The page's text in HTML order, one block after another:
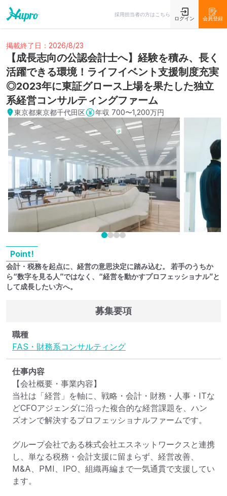
採用担当者の方はこちら
ログイン 会員登録
掲載終了日：2026/8/23
【成長志向の公認会計士へ】経験を積み、長く
活躍できる環境！ライフイベント支援制度充実
◎2023年に東証グロース上場を果たした独立
系経営コンサルティングファーム
東京都東京都千代田区 年収 700〜1,200万円
Point!
会計・税務を起点に、経営の意思決定に踏み込む。 若手のうちか
ら“数字を見る人”ではなく、“経営を動かすプロフェッショナル”と
して成長したい方へ。
募集要項
職種
FAS・財務系コンサルティング
仕事内容
【会社概要・事業内容】
当社は「経営」を軸に、戦略・会計・財務・人事・ITな
どCFOアジェンダに沿った複合的な経営課題を、ハン
ズオンで解決するプロフェッショナルファームです。
グループ会社である株式会社エスネットワークスと連携
し、単なる税務・会計支援に留まらず、経営改善、
M&A、PMI、IPO、組織再編まで一気通貫で支援してい
ます。